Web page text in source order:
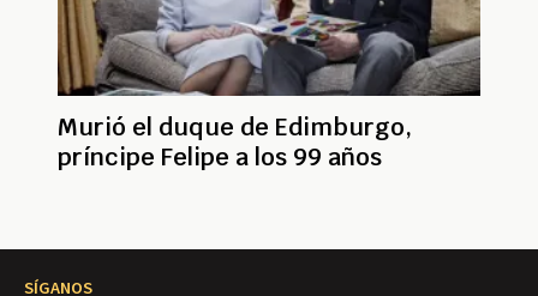
Murió ​​​​​​​el duque de Edimburgo,
príncipe Felipe a los 99 años
SÍGANOS